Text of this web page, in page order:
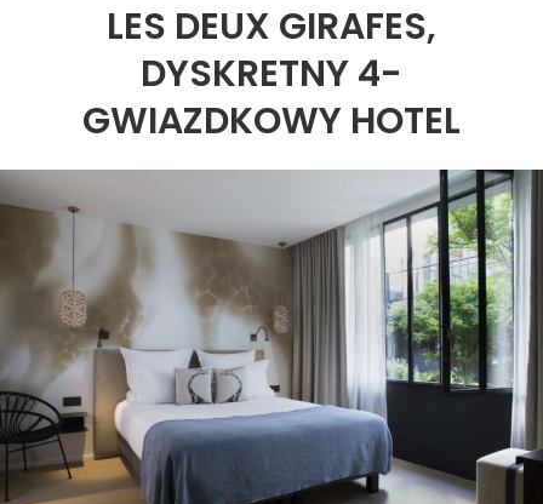
LES DEUX GIRAFES,
DYSKRETNY 4-
GWIAZDKOWY HOTEL